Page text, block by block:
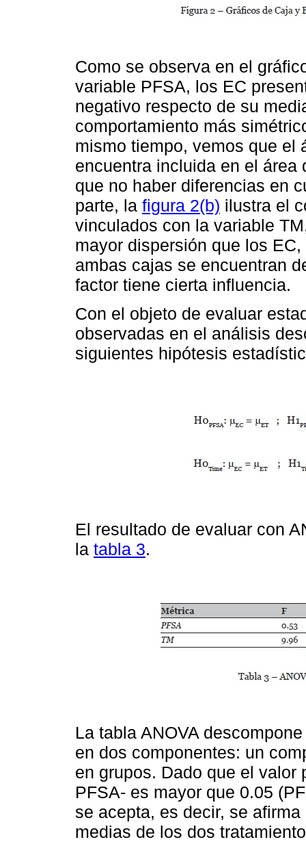
Como se observa en el
variable PFSA, los EC
negativo respecto de su
comportamiento más
mismo tiempo, vemos que el
encuentra incluida en el
que no haber diferencias en
parte, la figura 2(b) ilustra el
vinculados con la variable
mayor dispersión que los
ambas cajas se encuentran
factor tiene cierta influencia.
Con el objeto de evaluar
observadas en el análisis
siguientes hipótesis
El resultado de evaluar con
la tabla 3.
La tabla ANOVA
en dos componentes: un
en grupos. Dado que el valor
PFSA- es mayor que 0.05
se acepta, es decir, se
medias de los dos